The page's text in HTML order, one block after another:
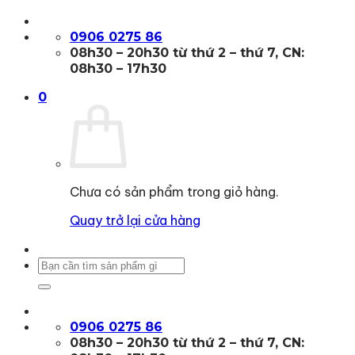
qua
0906 0275 86
08h30 – 20h30 từ thứ 2 – thứ 7, CN:
08h30 – 17h30
0
Chưa có sản phẩm trong giỏ hàng.
Quay trở lại cửa hàng
Tìm
0906 0275 86
08h30 – 20h30 từ thứ 2 – thứ 7, CN: